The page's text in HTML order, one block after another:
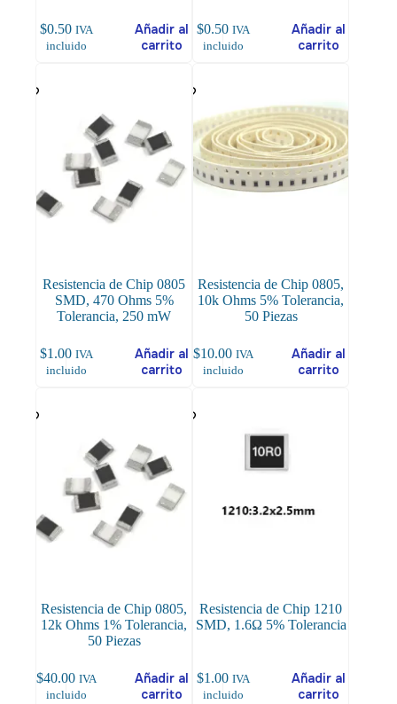
$0.50 IVA
incluido
Añadir al
carrito
$0.50 IVA
incluido
Añadir al
carrito
Resistencia de Chip 0805
SMD, 470 Ohms 5%
Tolerancia, 250 mW
$1.00 IVA
incluido
Añadir al
carrito
Resistencia de Chip 0805,
10k Ohms 5% Tolerancia,
50 Piezas
$10.00 IVA
incluido
Añadir al
carrito
Resistencia de Chip 0805,
12k Ohms 1% Tolerancia,
50 Piezas
$40.00 IVA
incluido
Añadir al
carrito
Resistencia de Chip 1210
SMD, 1.6Ω 5% Tolerancia
$1.00 IVA
incluido
Añadir al
carrito